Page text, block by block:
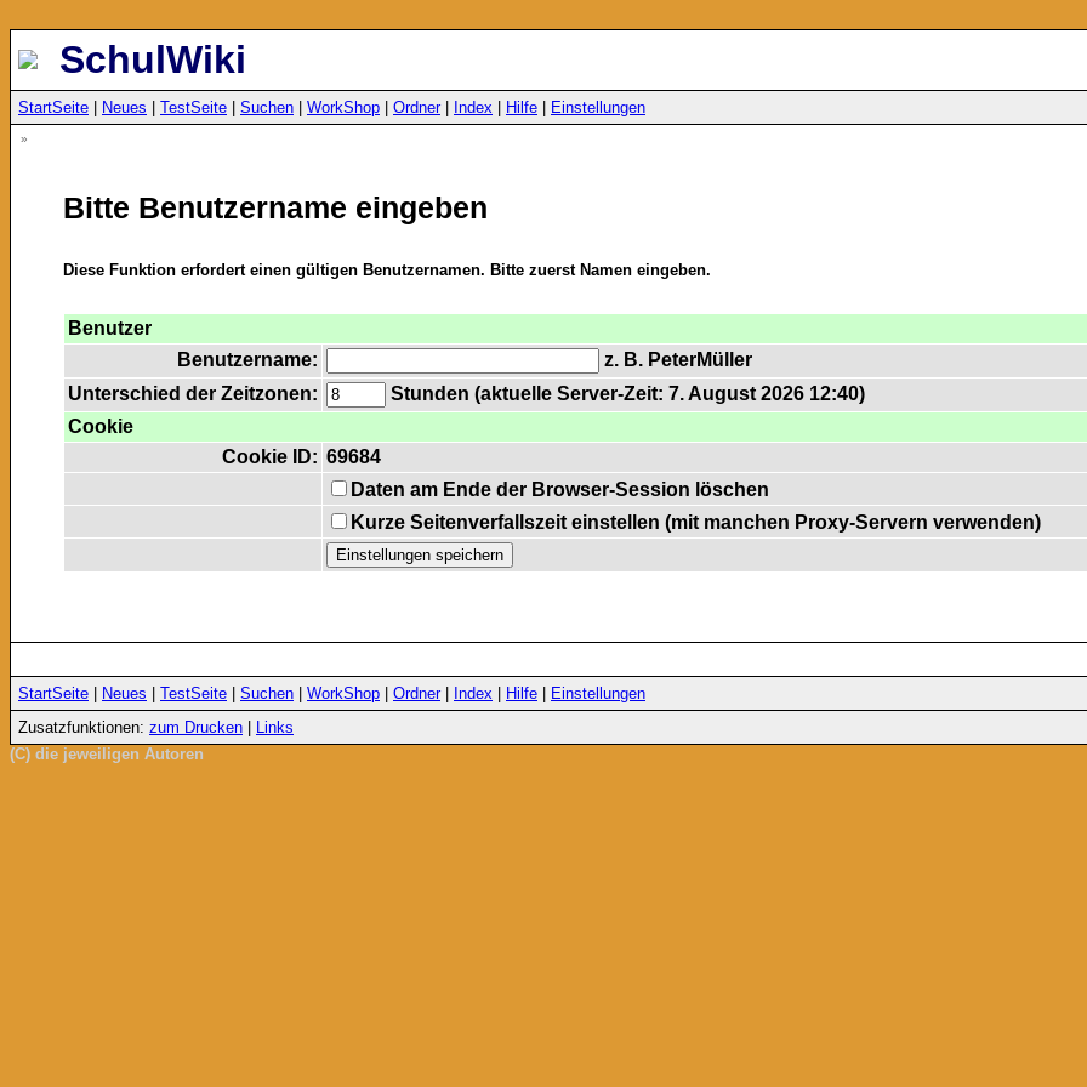
SchulWiki
StartSeite Neues TestSeite Suchen WorkShop Ordner| Index Hilfe Einstellungen
»
Bitte Benutzername eingeben
Diese Funktion erfordert einen gültigen Benutzernamen. Bitte zuerst Namen eingeben.
Benutzer
Benutzername:
z. B. PeterMüller
Unterschied der Zeitzonen:
Stunden (aktuelle Server-Zeit: 7. August 2026 12:40)
Cookie
Cookie ID: 69684
Daten am Ende der Browser-Session löschen
Kurze Seitenverfallszeit einstellen (mit manchen Proxy-Servern verwenden)
StartSeite Neues TestSeite Suchen WorkShop Ordner| Index Hilfe
Einstellungen
Zusatzfunktionen: zum Drucken
Links
(C) die jeweiligen Autoren